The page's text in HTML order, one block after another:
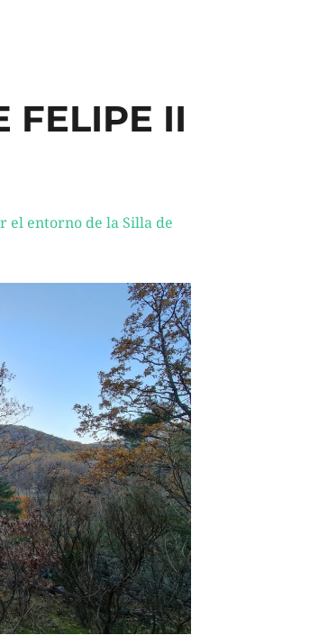
FELIPE II
el entorno de la Silla de